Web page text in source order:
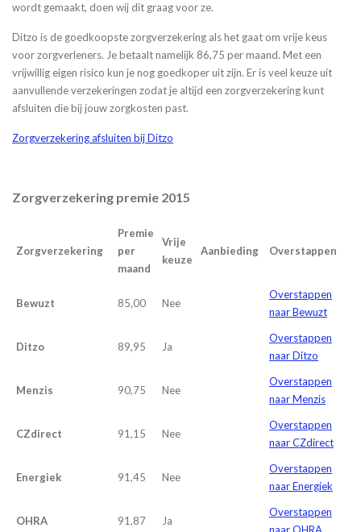
wordt gemaakt, doen wij dit graag voor ze.
Ditzo is de goedkoopste zorgverzekering als het gaat om vrije keus
voor zorgverleners. Je betaalt namelijk 86,75 per maand. Met een
vrijwillig eigen risico kun je nog goedkoper uit zijn. Er is veel keuze uit
aanvullende verzekeringen zodat je altijd een zorgverzekering kunt
afsluiten die bij jouw zorgkosten past.
Zorgverzekering afsluiten bij Ditzo
Zorgverzekering premie 2015
Zorgverzekering
Premie
per
maand
Vrije
keuze
Aanbieding Overstappen
Bewuzt 85,00 Nee
Overstappen
naar Bewuzt
Ditzo 89,95 Ja
Overstappen
naar Ditzo
Menzis 90,75 Nee
Overstappen
naar Menzis
CZdirect 91,15 Nee
Overstappen
naar CZdirect
Energiek 91,45 Nee
Overstappen
naar Energiek
OHRA 91,87 Ja
Overstappen